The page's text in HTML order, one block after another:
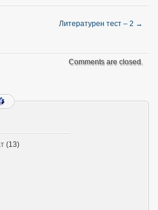
Литературен тест – 2 →
Comments are closed.
(13)